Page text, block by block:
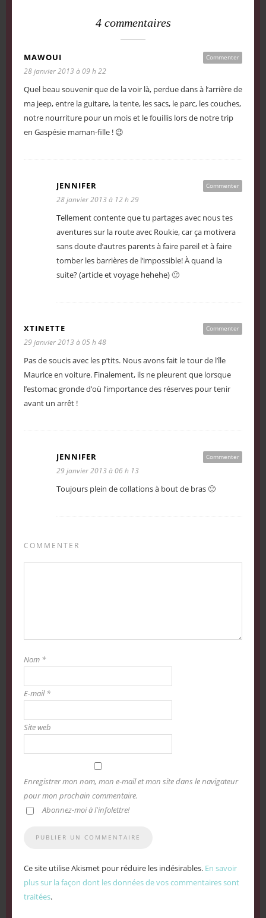
4 commentaires
Commenter
MAWOUI
28 janvier 2013 à 09 h 22
Quel beau souvenir que de la voir là, perdue dans à l’arrière de
ma jeep, entre la guitare, la tente, les sacs, le parc, les couches,
notre nourriture pour un mois et le fouillis lors de notre trip
en Gaspésie maman-fille ! 😉
Commenter
JENNIFER
28 janvier 2013 à 12 h 29
Tellement contente que tu partages avec nous tes
aventures sur la route avec Roukie, car ça motivera
sans doute d’autres parents à faire pareil et à faire
tomber les barrières de l’impossible! À quand la
suite? (article et voyage hehehe) 🙂
Commenter
XTINETTE
29 janvier 2013 à 05 h 48
Pas de soucis avec les p’tits. Nous avons fait le tour de l’île
Maurice en voiture. Finalement, ils ne pleurent que lorsque
l’estomac gronde d’où l’importance des réserves pour tenir
avant un arrêt !
Commenter
JENNIFER
29 janvier 2013 à 06 h 13
Toujours plein de collations à bout de bras 🙂
COMMENTER
Nom *
E-mail*
Site web
Enregistrer mon nom, mon e-mail et mon site dans le navigateur
pour mon prochain commentaire.
Abonnez-moi à l'infolettre!
Ce site utilise Akismet pour réduire les indésirables. En savoir
plus sur la façon dont les données de vos commentaires sont
traitées.